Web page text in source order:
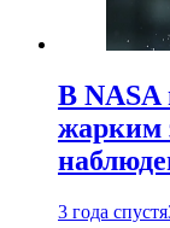
В NASA
жарким
3 года спустя